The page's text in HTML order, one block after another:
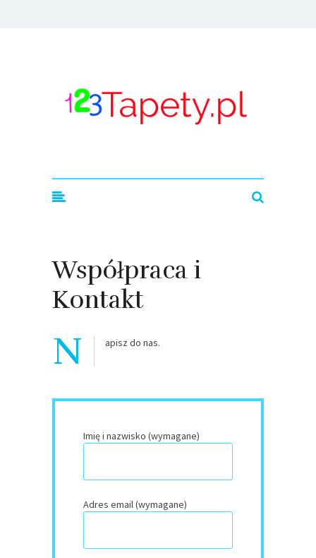
Współpraca i
Kontakt
N apisz do nas.
Imię i nazwisko (wymagane)
Adres email (wymagane)